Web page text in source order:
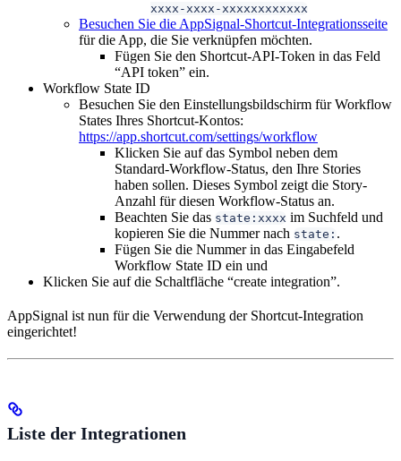
xxxx-xxxx-xxxxxxxxxxxx
Besuchen Sie die AppSignal-Shortcut-Integrationsseite
für die App, die Sie verknüpfen möchten.
Fügen Sie den Shortcut-API-Token in das Feld
“API token” ein.
Workflow State ID
Besuchen Sie den Einstellungsbildschirm für Workflow
States Ihres Shortcut-Kontos:
https://app.shortcut.com/settings/workflow
Klicken Sie auf das Symbol neben dem
Standard-Workflow-Status, den Ihre Stories
haben sollen. Dieses Symbol zeigt die Story-
Anzahl für diesen Workflow-Status an.
Beachten Sie das state:xxxx im Suchfeld und
kopieren Sie die Nummer nach state: .
Fügen Sie die Nummer in das Eingabefeld
Workflow State ID ein und
Klicken Sie auf die Schaltfläche “create integration”.
AppSignal ist nun für die Verwendung der Shortcut-Integration
eingerichtet!
Liste der Integrationen